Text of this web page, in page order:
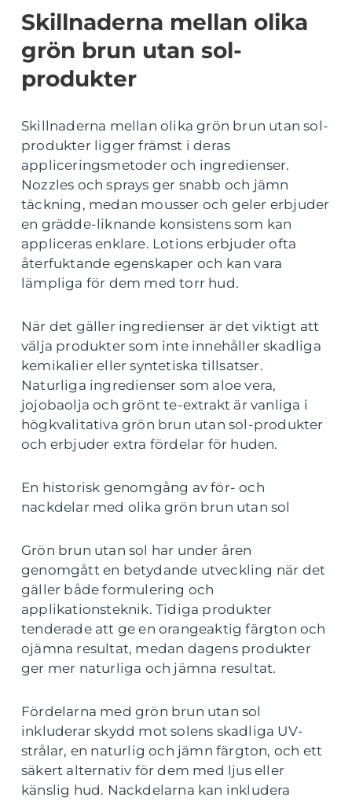
Skillnaderna mellan olika
grön brun utan sol-
produkter
Skillnaderna mellan olika grön brun utan sol-
produkter ligger främst i deras
appliceringsmetoder och ingredienser.
Nozzles och sprays ger snabb och jämn
täckning, medan mousser och geler erbjuder
en grädde-liknande konsistens som kan
appliceras enklare. Lotions erbjuder ofta
återfuktande egenskaper och kan vara
lämpliga för dem med torr hud.
När det gäller ingredienser är det viktigt att
välja produkter som inte innehåller skadliga
kemikalier eller syntetiska tillsatser.
Naturliga ingredienser som aloe vera,
jojobaolja och grönt te-extrakt är vanliga i
högkvalitativa grön brun utan sol-produkter
och erbjuder extra fördelar för huden.
En historisk genomgång av för- och
nackdelar med olika grön brun utan sol
Grön brun utan sol har under åren
genomgått en betydande utveckling när det
gäller både formulering och
applikationsteknik. Tidiga produkter
tenderade att ge en orangeaktig färgton och
ojämna resultat, medan dagens produkter
ger mer naturliga och jämna resultat.
Fördelarna med grön brun utan sol
inkluderar skydd mot solens skadliga UV-
strålar, en naturlig och jämn färgton, och ett
säkert alternativ för dem med ljus eller
känslig hud. Nackdelarna kan inkludera